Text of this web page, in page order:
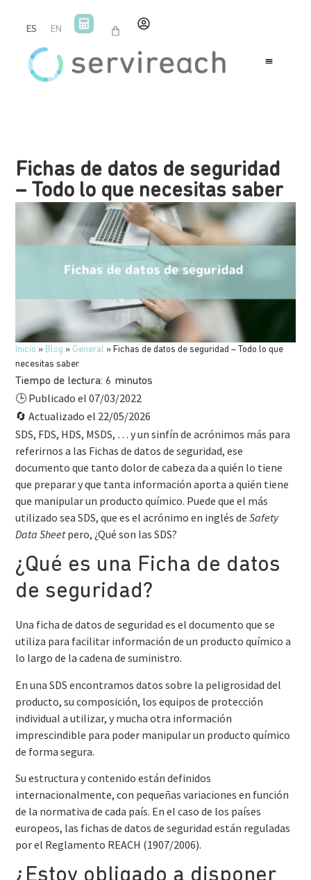
ES EN
Fichas de datos de seguridad
– Todo lo que necesitas saber
Inicio » Blog » General » Fichas de datos de seguridad – Todo lo que
necesitas saber
Tiempo de lectura: 6 minutos
🕒 Publicado el 07/03/2022
🔄 Actualizado el 22/05/2026
SDS, FDS, HDS, MSDS, … y un sinfín de acrónimos más para
referirnos a las Fichas de datos de seguridad, ese
documento que tanto dolor de cabeza da a quién lo tiene
que preparar y que tanta información aporta a quién tiene
que manipular un producto químico. Puede que el más
utilizado sea SDS, que es el acrónimo en inglés deSafety
Data Sheetpero, ¿Qué son las SDS?
¿Qué es una Ficha de datos
de seguridad?
Una ficha de datos de seguridad es el documento que se
utiliza para facilitar información de un producto químico a
lo largo de la cadena de suministro.
En una SDS encontramos datos sobre la peligrosidad del
producto, su composición, los equipos de protección
individual a utilizar, y mucha otra información
imprescindible para poder manipular un producto químico
de forma segura.
Su estructura y contenido están definidos
internacionalmente, con pequeñas variaciones en función
de la normativa de cada país. En el caso de los países
europeos, las fichas de datos de seguridad están reguladas
por el Reglamento REACH (1907/2006).